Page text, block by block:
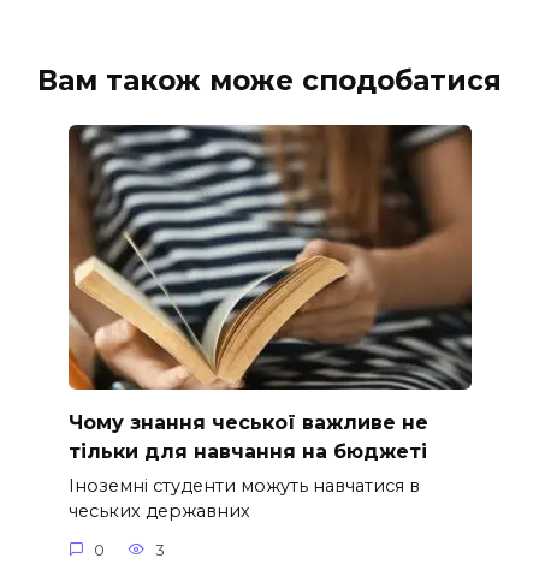
Вам також може сподобатися
Чому знання чеської важливе не
тільки для навчання на бюджеті
Іноземні студенти можуть навчатися в
чеських державних
0 3